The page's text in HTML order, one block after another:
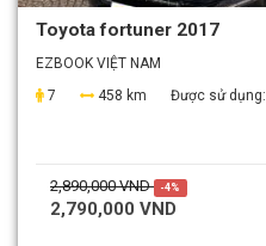
Toyota fortuner 2017
EZBOOK VIỆT NAM
7
458 km Được sử dụng:
2,890,000 VND -4%
2,790,000 VND